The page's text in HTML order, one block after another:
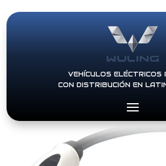
VEHÍCULOS ELÉCTRICOS
CON DISTRIBUCIÓN EN